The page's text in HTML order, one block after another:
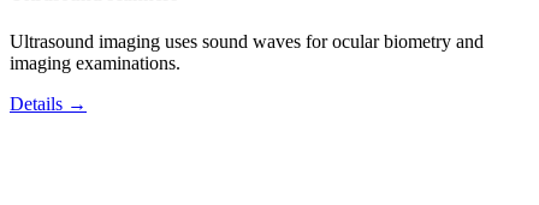
Ultrasound imaging uses sound waves for ocular biometry and
imaging examinations.
Details →